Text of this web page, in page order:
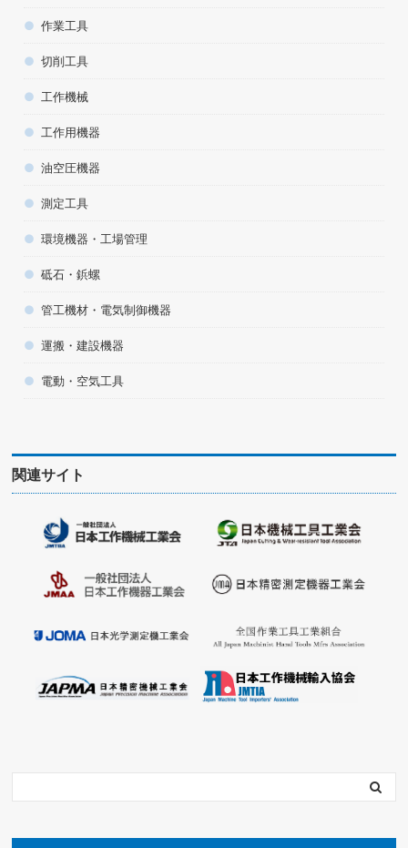
作業工具
切削工具
工作機械
工作用機器
油空圧機器
測定工具
環境機器・工場管理
砥石・鋲螺
管工機材・電気制御機器
運搬・建設機器
電動・空気工具
関連サイト